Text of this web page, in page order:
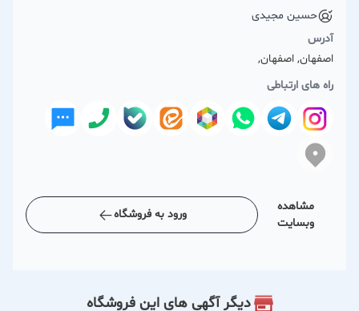
حسین مجیدی
آدرس
اصفهان, اصفهان,
راه های ارتباطی
مشاهده
وبسایت
ورود به فروشگاه
دیگر آگهی های این فروشگاه